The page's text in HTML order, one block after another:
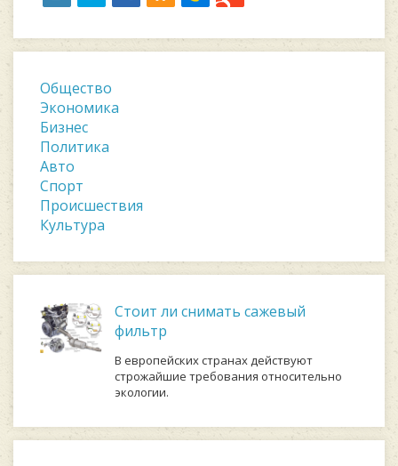
Общество
Экономика
Бизнес
Политика
Авто
Спорт
Происшествия
Культура
Стоит ли снимать сажевый
фильтр
В европейских странах действуют
строжайшие требования относительно
экологии.